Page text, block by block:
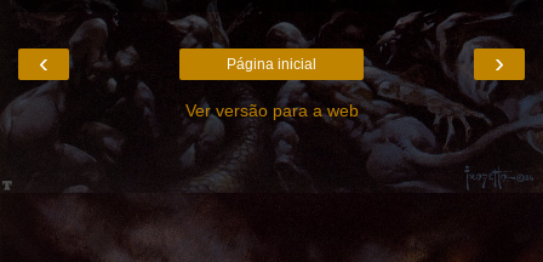
‹ ›
Página inicial
Ver versão para a web